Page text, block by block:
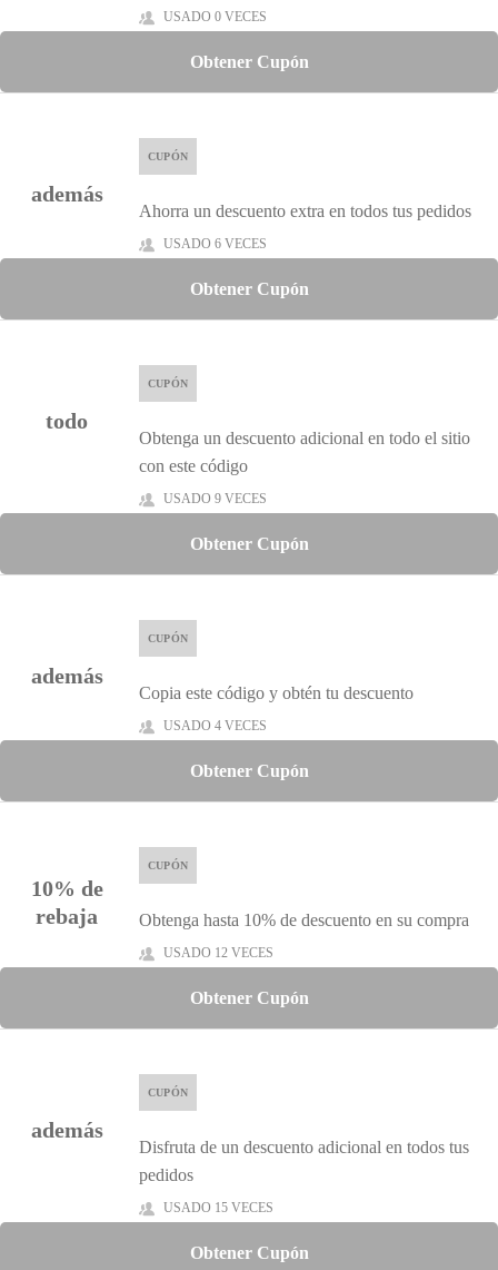
USADO 0 VECES
Obtener Cupón
además
CUPÓN
Ahorra un descuento extra en todos tus pedidos
USADO 6 VECES
Obtener Cupón
todo
CUPÓN
Obtenga un descuento adicional en todo el sitio
con este código
USADO 9 VECES
Obtener Cupón
además
CUPÓN
Copia este código y obtén tu descuento
USADO 4 VECES
Obtener Cupón
10% de
rebaja
CUPÓN
Obtenga hasta 10% de descuento en su compra
USADO 12 VECES
Obtener Cupón
además
CUPÓN
Disfruta de un descuento adicional en todos tus
pedidos
USADO 15 VECES
Obtener Cupón